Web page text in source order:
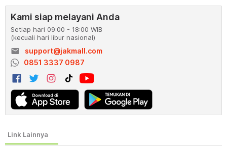
Kami siap melayani Anda
Setiap hari 09:00 - 18:00 WIB
(kecuali hari libur nasional)
email
support@jakmall.com
0851 3337 0987